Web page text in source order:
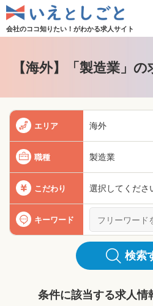
会社のココ知りたい！がわかる求人サイト
【海外】「製造業」の
エリア 海外
職種 製造業
こだわり 選択してくださ
キーワード
検索
条件に該当する求人情